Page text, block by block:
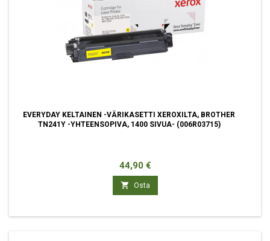
EVERYDAY KELTAINEN -VÄRIKASETTI XEROXILTA, BROTHER
TN241Y -YHTEENSOPIVA, 1400 SIVUA- (006R03715)
Hinta
44,90 €
 Osta